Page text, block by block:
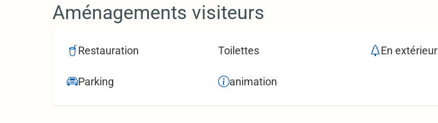
Aménagements visiteurs
Restauration Toilettes En extérieur
Parking animation